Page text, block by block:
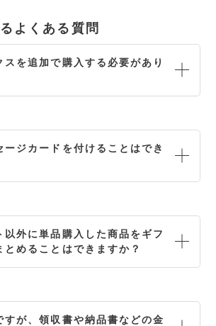
よくある質問
スを追加で購入する必要があり
ージカードを付けることはでき
以外に単品購入した商品をギフ
とめることはできますか？
すが、領収書や納品書などの金